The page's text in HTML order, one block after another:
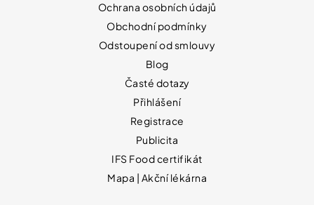
Ochrana osobních údajů
Obchodní podmínky
Odstoupení od smlouvy
Blog
Časté dotazy
Přihlášení
Registrace
Publicita
IFS Food certifikát
Mapa | Akční lékárna